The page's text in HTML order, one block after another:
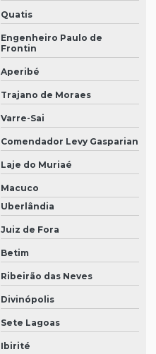
Quatis
Engenheiro Paulo de
Frontin
Aperibé
Trajano de Moraes
Varre-Sai
Comendador Levy Gasparian
Laje do Muriaé
Macuco
Uberlândia
Juiz de Fora
Betim
Ribeirão das Neves
Divinópolis
Sete Lagoas
Ibirité